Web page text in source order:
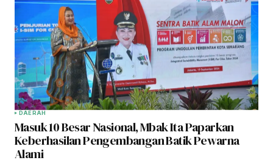
DAERAH
Masuk 10 Besar Nasional, Mbak Ita Paparkan
Keberhasilan Pengembangan Batik Pewarna
Alami